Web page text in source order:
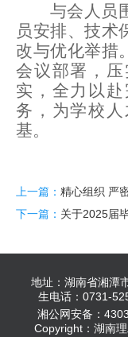
与会人员
员安排、技术
改与优化举措
会议部署，
实，全力以赴
务，为学校
基。
上一篇： 精心组织 严
下一篇： 关于2025届
地址：湖南省湘潭
生电话：0731-
湘公网安备：
Copyright：湖南